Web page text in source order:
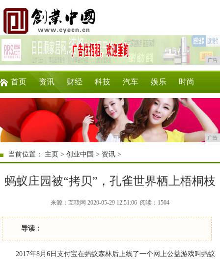
广告
首页 资讯 财经 科技 汽车 娱乐 时尚
游戏 美食 商讯 消费 购物
广告
当前位置： 主页 >创业中国 > 资讯 >
蚂蚁庄园被“拷贝”，孔雀世界栖上梧桐枝
来源：互联网 2020-05-29 12:51:06 阅读：1504
导读：
2017年8月6日支付宝在蚂蚁森林后上线了一个网上公益游戏叫蚂蚁